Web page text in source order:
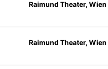
Raimund Theater, Wien
Raimund Theater, Wien